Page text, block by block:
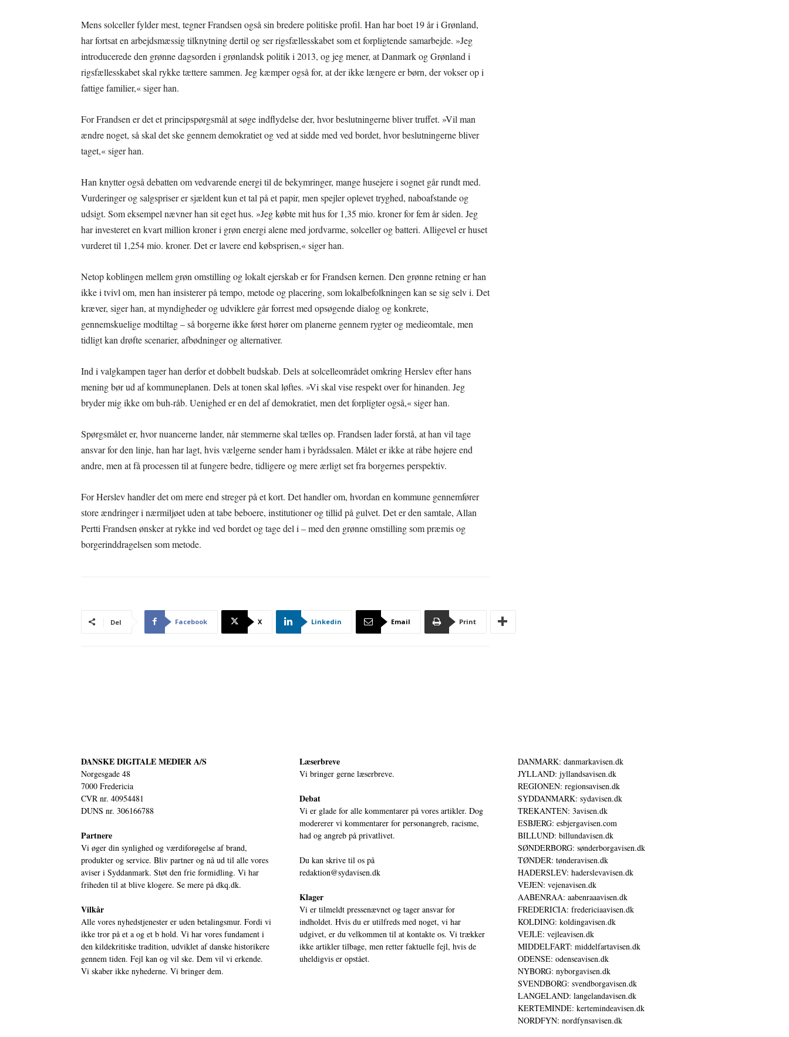
Mens solceller fylder mest, tegner Frandsen også sin bredere politiske profil. Han har boet 19 år i Grønland,
har fortsat en arbejdsmæssig tilknytning dertil og ser rigsfællesskabet som et forpligtende samarbejde. »Jeg
introducerede den grønne dagsorden i grønlandsk politik i 2013, og jeg mener, at Danmark og Grønland i
rigsfællesskabet skal rykke tættere sammen. Jeg kæmper også for, at der ikke længere er børn, der vokser op i
fattige familier,« siger han.
For Frandsen er det et principspørgsmål at søge indflydelse der, hvor beslutningerne bliver truffet. »Vil man
ændre noget, så skal det ske gennem demokratiet og ved at sidde med ved bordet, hvor beslutningerne bliver
taget,« siger han.
Han knytter også debatten om vedvarende energi til de bekymringer, mange husejere i sognet går rundt med.
Vurderinger og salgspriser er sjældent kun et tal på et papir, men spejler oplevet tryghed, naboafstande og
udsigt. Som eksempel nævner han sit eget hus. »Jeg købte mit hus for 1,35 mio. kroner for fem år siden. Jeg
har investeret en kvart million kroner i grøn energi alene med jordvarme, solceller og batteri. Alligevel er huset
vurderet til 1,254 mio. kroner. Det er lavere end købsprisen,« siger han.
Netop koblingen mellem grøn omstilling og lokalt ejerskab er for Frandsen kernen. Den grønne retning er han
ikke i tvivl om, men han insisterer på tempo, metode og placering, som lokalbefolkningen kan se sig selv i. Det
kræver, siger han, at myndigheder og udviklere går forrest med opsøgende dialog og konkrete,
gennemskuelige modtiltag – så borgerne ikke først hører om planerne gennem rygter og medieomtale, men
tidligt kan drøfte scenarier, afbødninger og alternativer.
Ind i valgkampen tager han derfor et dobbelt budskab. Dels at solcelleområdet omkring Herslev efter hans
mening bør ud af kommuneplanen. Dels at tonen skal løftes. »Vi skal vise respekt over for hinanden. Jeg
bryder mig ikke om buh-råb. Uenighed er en del af demokratiet, men det forpligter også,« siger han.
Spørgsmålet er, hvor nuancerne lander, når stemmerne skal tælles op. Frandsen lader forstå, at han vil tage
ansvar for den linje, han har lagt, hvis vælgerne sender ham i byrådssalen. Målet er ikke at råbe højere end
andre, men at få processen til at fungere bedre, tidligere og mere ærligt set fra borgernes perspektiv.
For Herslev handler det om mere end streger på et kort. Det handler om, hvordan en kommune gennemfører
store ændringer i nærmiljøet uden at tabe beboere, institutioner og tillid på gulvet. Det er den samtale, Allan
Pertti Frandsen ønsker at rykke ind ved bordet og tage del i – med den grønne omstilling som præmis og
borgerinddragelsen som metode.
Del Facebook X Linkedin Email Print
DANSKE DIGITALE MEDIER A/S
Norgesgade 48
7000 Fredericia
CVR nr. 40954481
DUNS nr. 306166788
Partnere
Vi øger din synlighed og værdiforøgelse af brand,
produkter og service. Bliv partner og nå ud til alle vores
aviser i Syddanmark. Støt den frie formidling. Vi har
friheden til at blive klogere. Se mere på dkq.dk.
Vilkår
Alle vores nyhedstjenester er uden betalingsmur. Fordi vi
ikke tror på et a og et b hold. Vi har vores fundament i
den kildekritiske tradition, udviklet af danske historikere
gennem tiden. Fejl kan og vil ske. Dem vil vi erkende.
Vi skaber ikke nyhederne. Vi bringer dem.
Læserbreve
Vi bringer gerne læserbreve.
Debat
Vi er glade for alle kommentarer på vores artikler. Dog
modererer vi kommentarer for personangreb, racisme,
had og angreb på privatlivet.
Du kan skrive til os på
redaktion@sydavisen.dk
Klager
Vi er tilmeldt pressenævnet og tager ansvar for
indholdet. Hvis du er utilfreds med noget, vi har
udgivet, er du velkommen til at kontakte os. Vi trækker
ikke artikler tilbage, men retter faktuelle fejl, hvis de
uheldigvis er opstået.
DANMARK: danmarkavisen.dk
JYLLAND: jyllandsavisen.dk
REGIONEN: regionsavisen.dk
SYDDANMARK: sydavisen.dk
TREKANTEN: 3avisen.dk
ESBJERG: esbjergavisen.com
BILLUND: billundavisen.dk
SØNDERBORG: sønderborgavisen.dk
TØNDER: tønderavisen.dk
HADERSLEV: haderslevavisen.dk
VEJEN: vejenavisen.dk
AABENRAA: aabenraaavisen.dk
FREDERICIA: fredericiaavisen.dk
KOLDING: koldingavisen.dk
VEJLE: vejleavisen.dk
MIDDELFART: middelfartavisen.dk
ODENSE: odenseavisen.dk
NYBORG: nyborgavisen.dk
SVENDBORG: svendborgavisen.dk
LANGELAND: langelandavisen.dk
KERTEMINDE: kertemindeavisen.dk
NORDFYN: nordfynsavisen.dk